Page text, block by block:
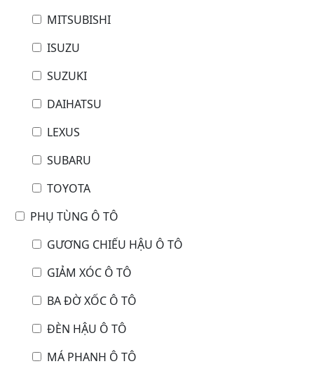
MITSUBISHI
ISUZU
SUZUKI
DAIHATSU
LEXUS
SUBARU
TOYOTA
PHỤ TÙNG Ô TÔ
GƯƠNG CHIẾU HẬU Ô TÔ
GIẢM XÓC Ô TÔ
BA ĐỜ XỐC Ô TÔ
ĐÈN HẬU Ô TÔ
MÁ PHANH Ô TÔ